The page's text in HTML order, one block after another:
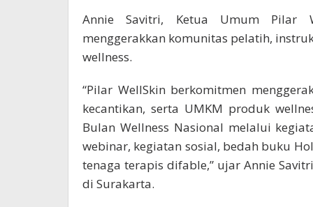
Annie Savitri, Ketua Umum Pilar
menggerakkan komunitas pelatih,
wellness.
“Pilar WellSkin berkomitmen
kecantikan, serta UMKM produk
Bulan Wellness Nasional melalui
webinar, kegiatan sosial, bedah buku
tenaga terapis difable,” ujar Annie
di Surakarta.